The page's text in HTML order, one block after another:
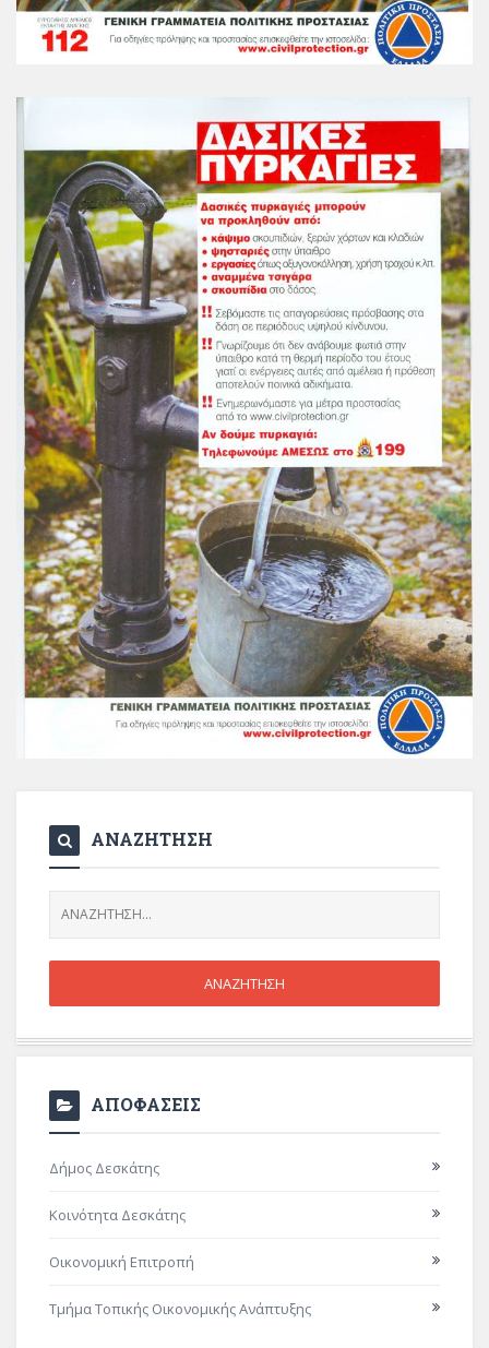
ΑΝΑΖΗΤΗΣΗ
ΑΠΟΦΑΣΕΙΣ
Δήμος Δεσκάτης
Κοινότητα Δεσκάτης
Οικονομική Επιτροπή
Τμήμα Τοπικής Οικονομικής Ανάπτυξης